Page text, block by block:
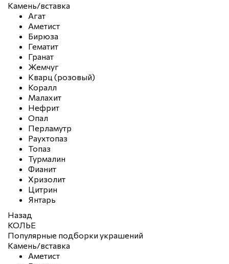
Камень/вставка
Агат
Аметист
Бирюза
Гематит
Гранат
Жемчуг
Кварц (розовый)
Коралл
Малахит
Нефрит
Опал
Перламутр
Раухтопаз
Топаз
Турмалин
Фианит
Хризолит
Цитрин
Янтарь
Назад
КОЛЬЕ
Популярные подборки украшений
Камень/вставка
Аметист